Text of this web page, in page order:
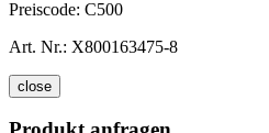
Preiscode: C500
Art. Nr.: X800163475-8
close